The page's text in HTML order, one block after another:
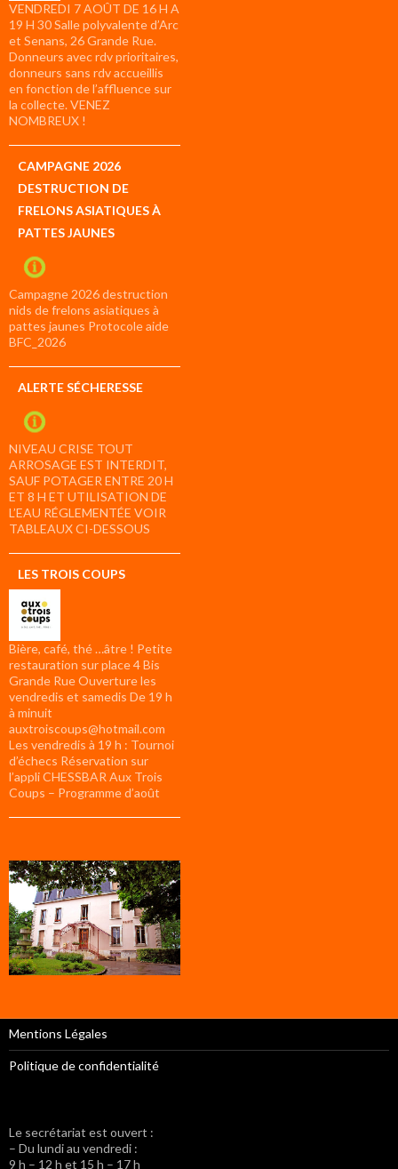
VENDREDI 7 AOÛT DE 16 H A
19 H 30 Salle polyvalente d’Arc
et Senans, 26 Grande Rue.
Donneurs avec rdv prioritaires,
donneurs sans rdv accueillis
en fonction de l’affluence sur
la collecte. VENEZ
NOMBREUX !
CAMPAGNE 2026
DESTRUCTION DE
FRELONS ASIATIQUES À
PATTES JAUNES
Campagne 2026 destruction
nids de frelons asiatiques à
pattes jaunes Protocole aide
BFC_2026
ALERTE SÉCHERESSE
NIVEAU CRISE TOUT
ARROSAGE EST INTERDIT,
SAUF POTAGER ENTRE 20 H
ET 8 H ET UTILISATION DE
L’EAU RÉGLEMENTÉE VOIR
TABLEAUX CI-DESSOUS
LES TROIS COUPS
Bière, café, thé …âtre ! Petite
restauration sur place 4 Bis
Grande Rue Ouverture les
vendredis et samedis De 19 h
à minuit
auxtroiscoups@hotmail.com
Les vendredis à 19 h : Tournoi
d’échecs Réservation sur
l’appli CHESSBAR Aux Trois
Coups – Programme d’août
Mentions Légales
Politique de confidentialité
Le secrétariat est ouvert :
– Du lundi au vendredi :
9 h – 12 h et 15 h – 17 h